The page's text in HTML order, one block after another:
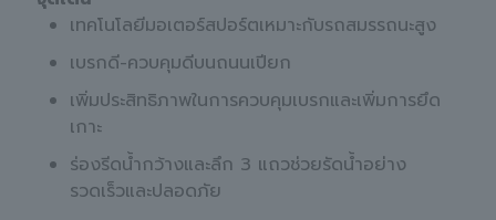
เทคโนโลยีมอเตอร์สปอร์ตเหมาะกับรถสมรรถนะสูง
เบรกดี-ควบคุมดีบนถนนเปียก
เพิ่มประสิทธิภาพในการควบคุมเบรกและเพิ่มการยึด
เกาะ
ร่องรีดน้ำกว้างและลึก 3 แถวช่วยรัดน้ำอย่าง
รวดเร็วและปลอดภัย